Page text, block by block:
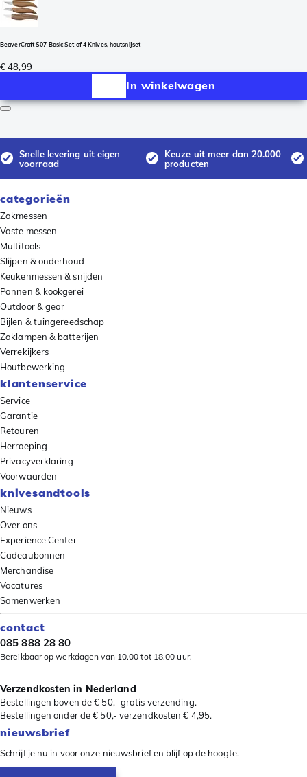
BeaverCraft S07 Basic Set of 4 Knives, houtsnijset
€ 48,99
In winkelwagen
Snelle levering uit eigen
voorraad
Keuze uit meer dan 20.000
producten
categorieën
Zakmessen
Vaste messen
Multitools
Slijpen & onderhoud
Keukenmessen & snijden
Pannen & kookgerei
Outdoor & gear
Bijlen & tuingereedschap
Zaklampen & batterijen
Verrekijkers
Houtbewerking
klantenservice
Service
Garantie
Retouren
Herroeping
Privacyverklaring
Voorwaarden
knivesandtools
Nieuws
Over ons
Experience Center
Cadeaubonnen
Merchandise
Vacatures
Samenwerken
contact
085 888 28 80
Bereikbaar op werkdagen van 10.00 tot 18.00 uur.
Verzendkosten in Nederland
Bestellingen boven de € 50,- gratis verzending.
Bestellingen onder de € 50,- verzendkosten € 4,95.
nieuwsbrief
Schrijf je nu in voor onze nieuwsbrief en blijf op de hoogte.